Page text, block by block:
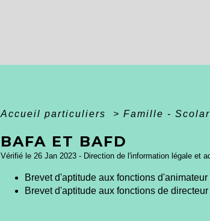
Accueil particuliers > Famille -
BAFA ET BAFD
Vérifié le 26 Jan 2023 - Direction de l'information légale et
Brevet d'aptitude aux fonctions d'animateur
Brevet d'aptitude aux fonctions de